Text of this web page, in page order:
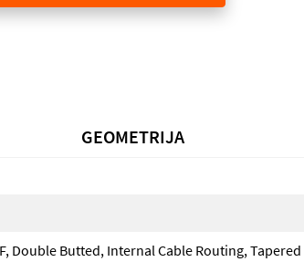
GEOMETRIJA
Double Butted, Internal Cable Routing, Tapered